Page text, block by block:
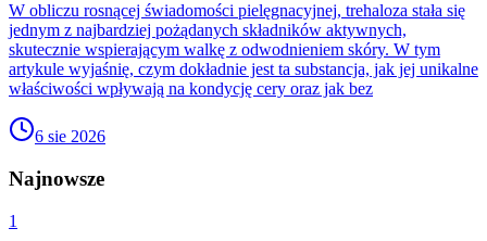
W obliczu rosnącej świadomości pielęgnacyjnej, trehaloza stała się
jednym z najbardziej pożądanych składników aktywnych,
skutecznie wspierającym walkę z odwodnieniem skóry. W tym
artykule wyjaśnię, czym dokładnie jest ta substancja, jak jej unikalne
właściwości wpływają na kondycję cery oraz jak bez
6 sie 2026
Najnowsze
1